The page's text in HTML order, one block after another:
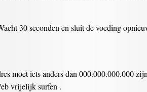
30 seconden en sluit de voeding
moet iets anders dan 000.000.000.000
vrijelijk surfen .